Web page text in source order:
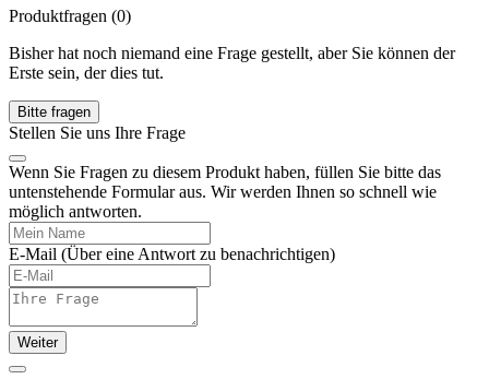
Produktfragen (0)
Bisher hat noch niemand eine Frage gestellt, aber Sie können der
Erste sein, der dies tut.
Bitte fragen
Stellen Sie uns Ihre Frage
Wenn Sie Fragen zu diesem Produkt haben, füllen Sie bitte das
untenstehende Formular aus. Wir werden Ihnen so schnell wie
möglich antworten.
E-Mail (Über eine Antwort zu benachrichtigen)
Weiter